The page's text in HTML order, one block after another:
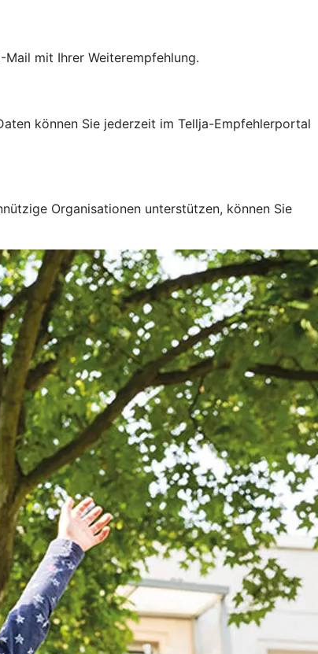
Mail mit Ihrer Weiterempfehlung.
können Sie jederzeit im Tellja-Empfehlerportal
Organisationen unterstützen, können Sie